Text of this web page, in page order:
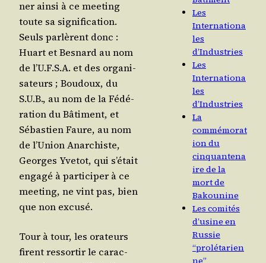
ner ain­si à ce mee­ting
toute sa signi­fi­ca­tion.
Seuls par­lèrent donc :
Huart et Bes­nard au nom
de l’U.F.S.A. et des orga­ni­
sa­teurs ; Bou­doux, du
S.U.B., au nom de la Fédé­
ra­tion du Bâti­ment, et
Sébas­tien Faure, au nom
de l’U­nion Anar­chiste,
Georges Yve­tot, qui s’é­tait
enga­gé à par­ti­ci­per à ce
mee­ting, ne vint pas, bien
que non excusé.
Tour à tour, les ora­teurs
firent res­sor­tir le carac­
Les
Internationa
les
d’Industries
Les
Internationa
les
d’Industries
La
commémorat
ion du
cinquantena
ire de la
mort de
Bakounine
Les comités
d’usine en
Russie
“prolétarien